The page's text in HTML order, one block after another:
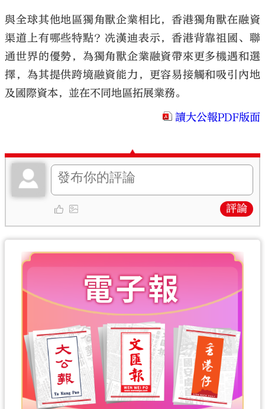
與全球其他地區獨角獸企業相比，香港獨角獸在融資
渠道上有哪些特點？冼漢迪表示，香港背靠祖國、聯
通世界的優勢，為獨角獸企業融資帶來更多機遇和選
擇，為其提供跨境融資能力，更容易接觸和吸引內地
及國際資本，並在不同地區拓展業務。
讀大公報PDF版面
評論